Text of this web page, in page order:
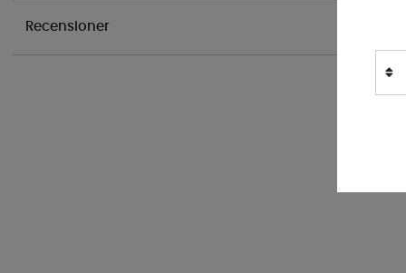
Recensioner